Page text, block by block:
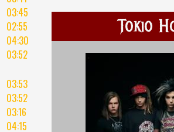
03:45
02:55
04:30
03:52
03:53
03:52
03:16
04:15
Tokio